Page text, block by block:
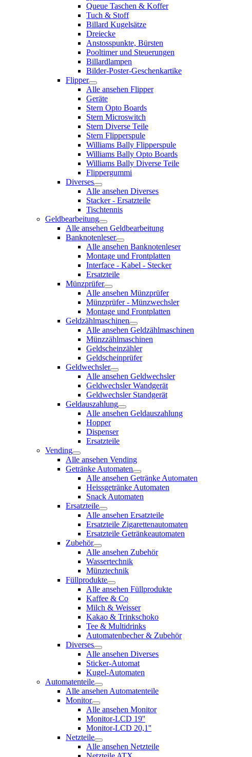
Queue Taschen & Koffer
Tuch & Stoff
Billard Kugelsätze
Dreiecke
Anstosspunkte, Bürsten
Pooltimer und Steuerungen
Billardlampen
Bilder-Poster-Geschenkartike
Flipper
Alle ansehen Flipper
Geräte
Stern Opto Boards
Stern Microswitch
Stern Diverse Teile
Stern Flipperspule
Williams Bally Flipperspule
Williams Bally Opto Boards
Williams Bally Diverse Teile
Flippergummi
Diverses
Alle ansehen Diverses
Stacker - Ersatzteile
Tischtennis
Geldbearbeitung
Alle ansehen Geldbearbeitung
Banknotenleser
Alle ansehen Banknotenleser
Montage und Frontplatten
Interface - Kabel - Stecker
Ersatzteile
Münzprüfer
Alle ansehen Münzprüfer
Münzprüfer - Münzwechsler
Montage und Frontplatten
Geldzählmaschinen
Alle ansehen Geldzählmaschinen
Münzzählmaschinen
Geldscheinzähler
Geldscheinprüfer
Geldwechsler
Alle ansehen Geldwechsler
Geldwechsler Wandgerät
Geldwechsler Standgerät
Geldauszahlung
Alle ansehen Geldauszahlung
Hopper
Dispenser
Ersatzteile
Vending
Alle ansehen Vending
Getränke Automaten
Alle ansehen Getränke Automaten
Heissgetränke Automaten
Snack Automaten
Ersatzteile
Alle ansehen Ersatzteile
Ersatzteile Zigarettenautomaten
Ersatzteile Getränkeautomaten
Zubehör
Alle ansehen Zubehör
Wassertechnik
Münztechnik
Füllprodukte
Alle ansehen Füllprodukte
Kaffee & Co
Milch & Weisser
Kakao & Trinkschoko
Tee & Multidrinks
Automatenbecher & Zubehör
Diverses
Alle ansehen Diverses
Sticker-Automat
Kugel-Automaten
Automatenteile
Alle ansehen Automatenteile
Monitor
Alle ansehen Monitor
Monitor-LCD 19''
Monitor-LCD 20,1''
Netzteile
Alle ansehen Netzteile